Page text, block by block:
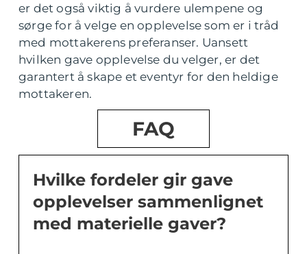
er det også viktig å vurdere ulempene og
sørge for å velge en opplevelse som er i tråd
med mottakerens preferanser. Uansett
hvilken gave opplevelse du velger, er det
garantert å skape et eventyr for den heldige
mottakeren.
FAQ
Hvilke fordeler gir gave
opplevelser sammenlignet
med materielle gaver?